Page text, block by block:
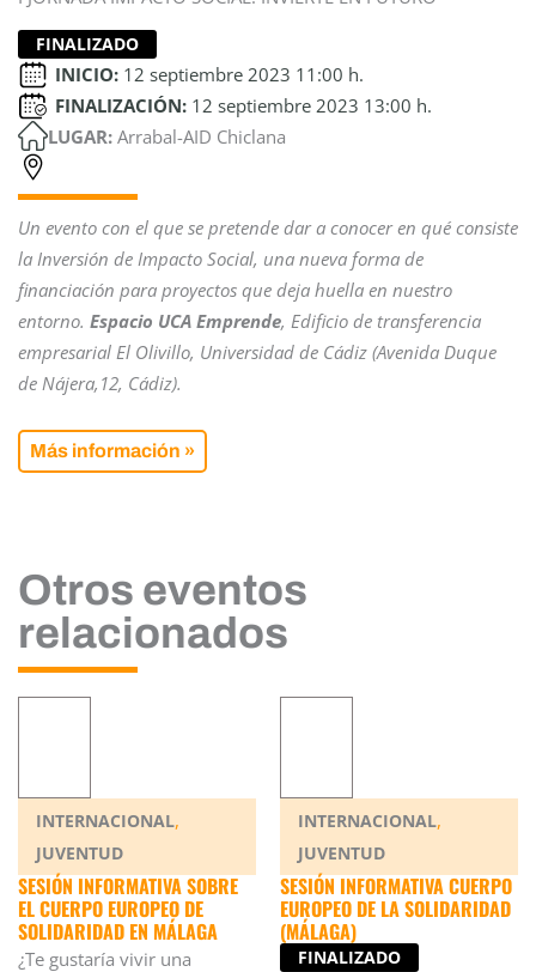
FINALIZADO
INICIO: 12 septiembre 2023 11:00 h.
FINALIZACIÓN: 12 septiembre 2023 13:00 h.
LUGAR: Arrabal-AID Chiclana
Un evento con el que se pretende dar a conocer en qué consiste
la Inversión de Impacto Social, una nueva forma de
financiación para proyectos que deja huella en nuestro
entorno. Espacio UCA Emprende, Edificio de transferencia
empresarial El Olivillo, Universidad de Cádiz (Avenida Duque
de Nájera,12, Cádiz).
Más información »
Otros eventos
relacionados
INTERNACIONAL,
JUVENTUD
SESIÓN INFORMATIVA SOBRE
EL CUERPO EUROPEO DE
SOLIDARIDAD EN MÁLAGA
¿Te gustaría vivir una
INTERNACIONAL,
JUVENTUD
SESIÓN INFORMATIVA CUERPO
EUROPEO DE LA SOLIDARIDAD
(MÁLAGA)
FINALIZADO